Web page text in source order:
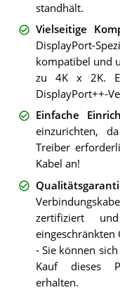
standhält.
Vielseitige
DisplayPort-
kompatibel und
zu 4K x 2K.
DisplayPort++-
Einfache
einzurichten,
Treiber
Kabel an!
zertifiziert
eingeschränkten
- Sie können
Kauf dieses
erhalten.